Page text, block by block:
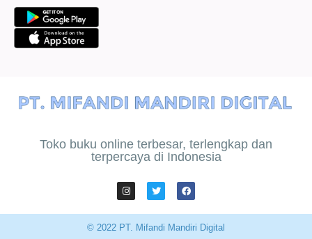
Toko buku online terbesar, terlengkap dan
terpercaya di Indonesia
© 2022 PT. Mifandi Mandiri Digital